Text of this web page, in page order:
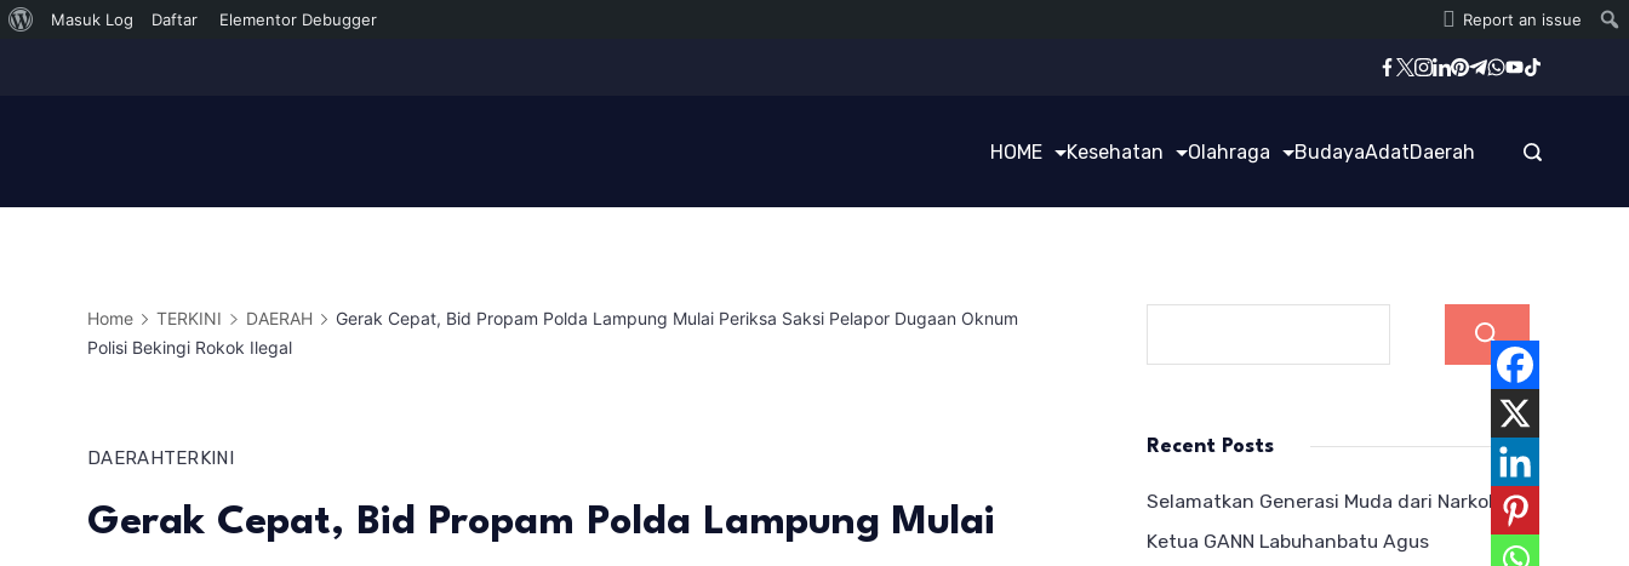
Tentang
Masuk Log Daftar Elementor Debugger Report an issue
HOME Kesehatan Olahraga BudayaAdatDaerah
Home TERKINI DAERAH
Gerak Cepat, Bid Propam Polda Lampung Mulai Periksa Saksi Pelapor Dugaan Oknum
Polisi Bekingi Rokok Ilegal
DAERAHTERKINI
Gerak Cepat, Bid Propam Polda Lampung Mulai
Recent Posts
Selamatkan Generasi Muda dari Narkoba,
Ketua GANN Labuhanbatu Agus